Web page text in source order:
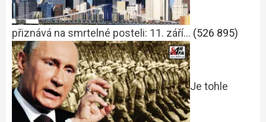
přiznává na smrtelné posteli: 11. září… (526 895)
Je tohle